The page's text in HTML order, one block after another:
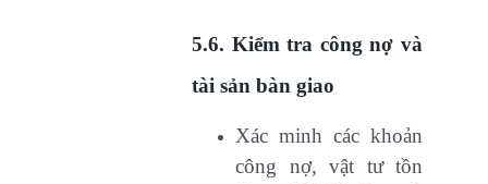
5.6. Kiểm tra công nợ và
tài sản bàn giao
Xác minh các khoản
công nợ, vật tư tồn